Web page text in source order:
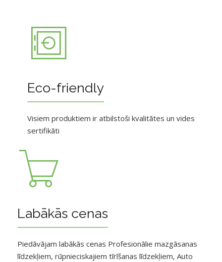
Eco-friendly
Visiem produktiem ir atbilstoši kvalitātes un vides
sertifikāti
Labākās cenas
Piedāvājam labākās cenas Profesionālie mazgāsanas
līdzekļiem, rūpnieciskajiem tīrīšanas līdzekļiem, Auto